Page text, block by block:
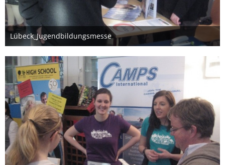
Lübeck_Jugendbildungsmesse
26. März 2012